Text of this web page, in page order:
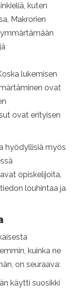
kuten
Makrorien
lukemisen
ovat
ovat erityisen
hyödyllisiä myös
opiskelijoita,
louhintaa ja
kuinka ne
on seuraava:
käytti suosikki